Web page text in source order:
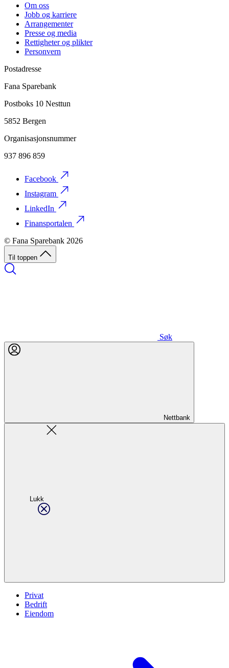
Om oss
Jobb og karriere
Arrangementer
Presse og media
Rettigheter og plikter
Personvern
Postadresse
Fana Sparebank
Postboks 10 Nesttun
5852 Bergen
Organisasjonsnummer
937 896 859
Facebook
Instagram
LinkedIn
Finansportalen
© Fana Sparebank 2026
Til toppen
Søk
Nettbank
Lukk
Privat
Bedrift
Eiendom